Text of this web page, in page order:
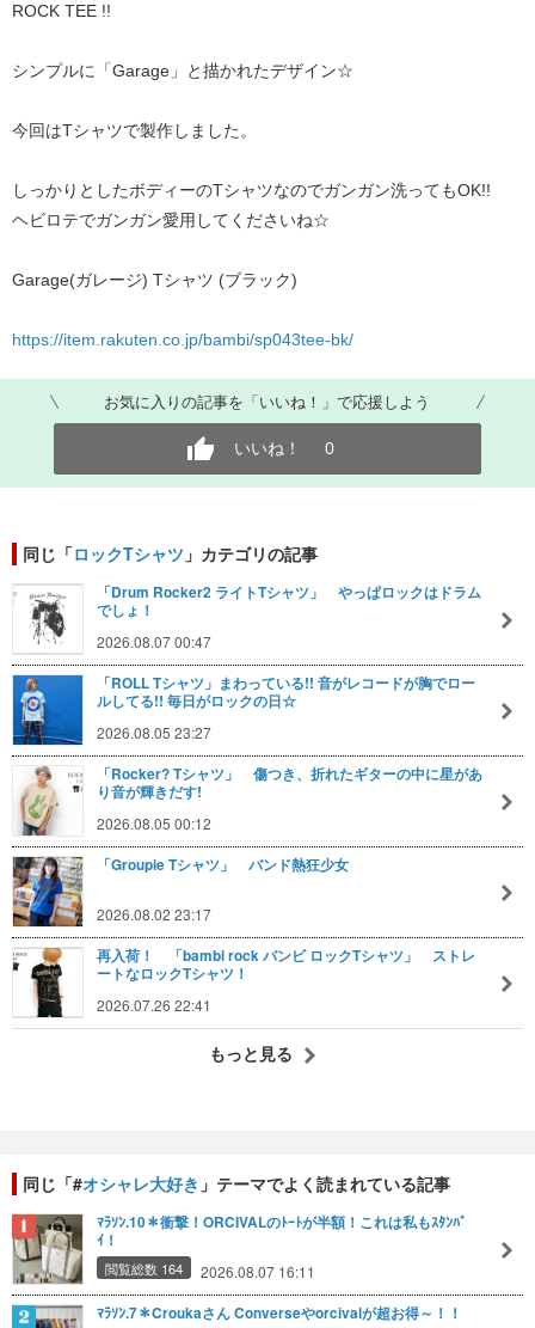
ROCK TEE !!
シンプルに「Garage」と描かれたデザイン☆
今回はTシャツで製作しました。
しっかりとしたボディーのTシャツなのでガンガン洗ってもOK!!
ヘビロテでガンガン愛用してくださいね☆
Garage(ガレージ) Tシャツ (ブラック)
https://item.rakuten.co.jp/bambi/sp043tee-bk/
お気に入りの記事を「いいね！」で応援しよう
いいね！ 0
同じ「ロックTシャツ 」カテゴリの記事
「Drum Rocker2 ライトTシャツ」 やっぱロックはドラム
でしょ！
2026.08.07 00:47
「ROLL Tシャツ」まわっている!! 音がレコードが胸でロー
ルしてる!! 毎日がロックの日☆
2026.08.05 23:27
「Rocker? Tシャツ」 傷つき、折れたギターの中に星があ
り音が輝きだす!
2026.08.05 00:12
「Groupie Tシャツ」 バンド熱狂少女
2026.08.02 23:17
再入荷！ 「bambi rock バンビ ロックTシャツ」 ストレ
ートなロックTシャツ！
2026.07.26 22:41
もっと見る
同じ「#オシャレ大好き 」テーマでよく読まれている記事
ﾏﾗｿﾝ.10＊衝撃！ORCIVALのﾄｰﾄが半額！これは私もｽﾀﾝﾊﾞ
ｲ！
閲覧総数 164 2026.08.07 16:11
ﾏﾗｿﾝ.7＊Croukaさん Converseやorcivalが超お得～！！